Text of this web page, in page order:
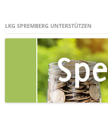
LKG SPREMBERG UNTERSTÜTZEN